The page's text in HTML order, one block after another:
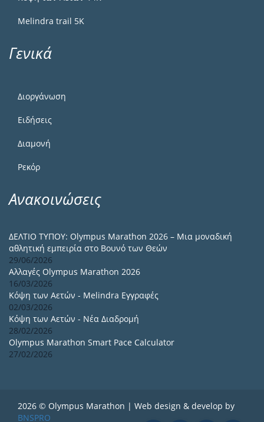
Melindra trail 5Κ
Γενικά
Διοργάνωση
Ειδήσεις
Διαμονή
Ρεκόρ
Ανακοινώσεις
ΔΕΛΤΙΟ ΤΥΠΟΥ: Olympus Marathon 2026 – Μια μοναδική
αθλητική εμπειρία στο Βουνό των Θεών
29/06/2026
Αλλαγές Olympus Marathon 2026
16/03/2026
Κόψη των Αετών - Melindra Εγγραφές
02/03/2026
Κόψη των Αετών - Νέα Διαδρομή
28/02/2026
Olympus Marathon Smart Pace Calculator
27/02/2026
2026 © Olympus Marathon | Web design & develop by
BNSPRO